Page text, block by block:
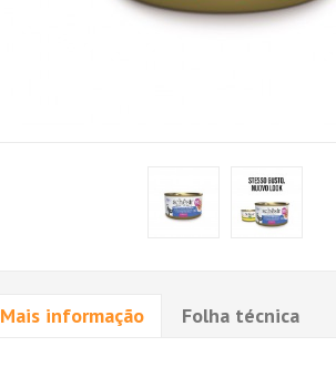
Mais informação Folha técnica